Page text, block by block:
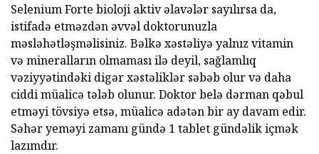
Selenium Forte bioloji aktiv əlavələr sayılırsa da,
istifadə etməzdən əvvəl doktorunuzla
məsləhətləşməlisiniz. Bəlkə xəstəliyə yalnız vitamin
və mineralların olmaması ilə deyil, sağlamlıq
vəziyyətindəki digər xəstəliklər səbəb olur və daha
ciddi müalicə tələb olunur. Doktor belə dərman qəbul
etməyi tövsiyə etsə, müalicə adətən bir ay davam edir.
Səhər yeməyi zamanı gündə 1 tablet gündəlik içmək
lazımdır.